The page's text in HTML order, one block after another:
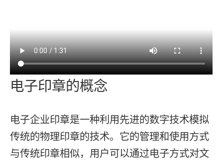
电子印章的概念
电子企业印章是一种利用先进的数字技术模拟
传统的物理印章的技术。它的管理和使用方式
与传统印章相似，用户可以通过电子方式对文